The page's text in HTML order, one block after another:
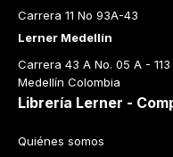
Carrera 11 No 93A-43
Lerner Medellín
Carrera 43 A No. 05 A -
Medellín Colombia
Librería Lerner -
Quiénes somos